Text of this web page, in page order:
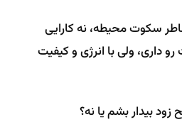
سکوت محیطه، نه کارایی
ولی با انرژی و کیفیت
زود بیدار بشم یا نه؟